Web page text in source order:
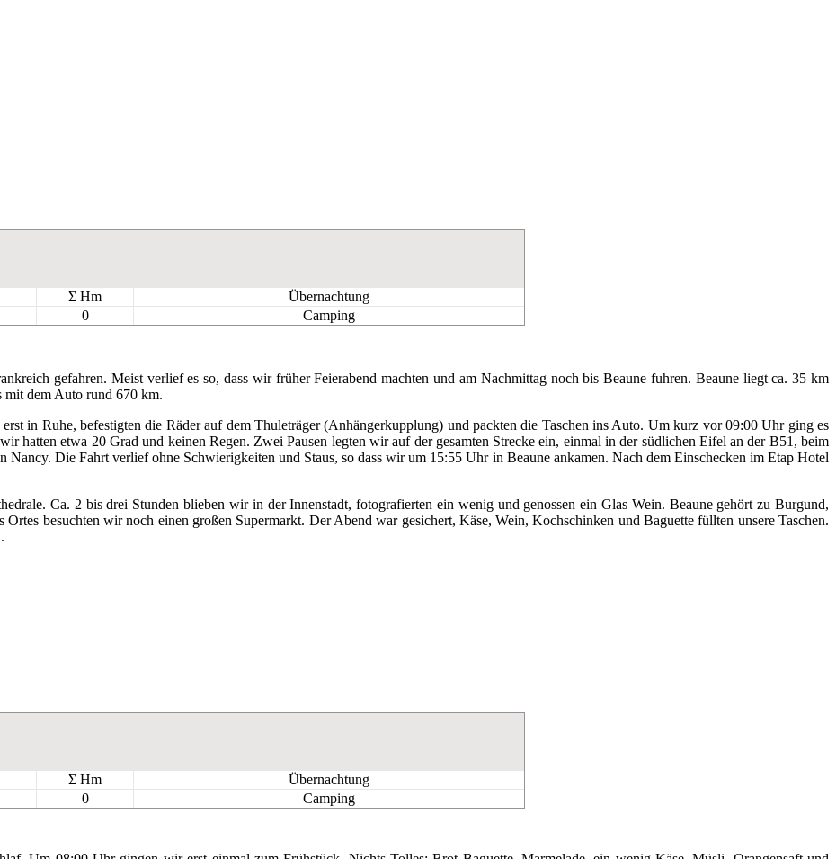
Σ Hm
Übernachtung
0 Camping
gefahren. Meist verlief es so, dass wir früher Feierabend machten und am Nachmittag noch bis Beaune fuhren. Beaune liegt ca. 35 km
mit dem Auto rund 670 km.
in Ruhe, befestigten die Räder auf dem Thuleträger (Anhängerkupplung) und packten die Taschen ins Auto. Um kurz vor 09:00 Uhr ging es
hatten etwa 20 Grad und keinen Regen. Zwei Pausen legten wir auf der gesamten Strecke ein, einmal in der südlichen Eifel an der B51, beim
Die Fahrt verlief ohne Schwierigkeiten und Staus, so dass wir um 15:55 Uhr in Beaune ankamen. Nach dem Einschecken im Etap Hotel
Ca. 2 bis drei Stunden blieben wir in der Innenstadt, fotografierten ein wenig und genossen ein Glas Wein. Beaune gehört zu Burgund,
besuchten wir noch einen großen Supermarkt. Der Abend war gesichert, Käse, Wein, Kochschinken und Baguette füllten unsere Taschen.
Σ Hm
Übernachtung
0 Camping